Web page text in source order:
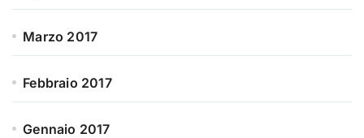
Marzo 2017
Febbraio 2017
Gennaio 2017